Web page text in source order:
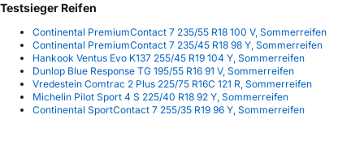
Testsieger Reifen
Continental PremiumContact 7 235/55 R18 100 V, Sommerreifen
Continental PremiumContact 7 235/45 R18 98 Y, Sommerreifen
Hankook Ventus Evo K137 255/45 R19 104 Y, Sommerreifen
Dunlop Blue Response TG 195/55 R16 91 V, Sommerreifen
Vredestein Comtrac 2 Plus 225/75 R16C 121 R, Sommerreifen
Michelin Pilot Sport 4 S 225/40 R18 92 Y, Sommerreifen
Continental SportContact 7 255/35 R19 96 Y, Sommerreifen